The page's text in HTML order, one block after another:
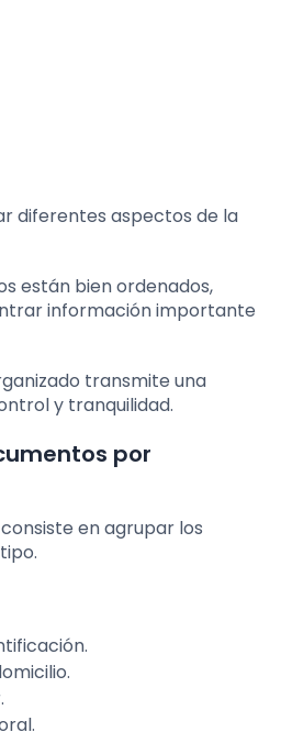
diferentes aspectos de la
están bien ordenados,
información importante
transmite una
y tranquilidad.
por
en agrupar los